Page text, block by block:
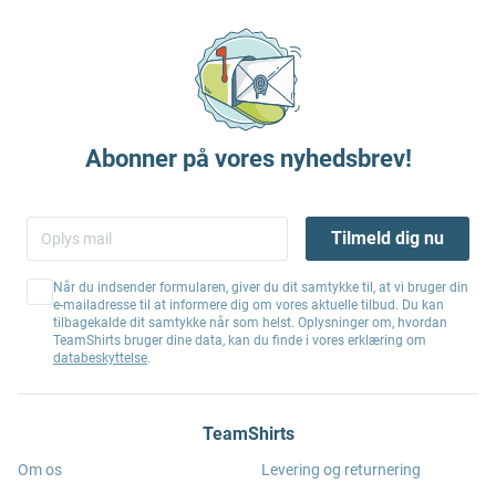
Abonner på vores nyhedsbrev!
Tilmeld dig nu
Når du indsender formularen, giver du dit samtykke til, at vi bruger din
e-mailadresse til at informere dig om vores aktuelle tilbud. Du kan
tilbagekalde dit samtykke når som helst. Oplysninger om, hvordan
TeamShirts bruger dine data, kan du finde i vores erklæring om
databeskyttelse.
TeamShirts
Om os
Levering og returnering